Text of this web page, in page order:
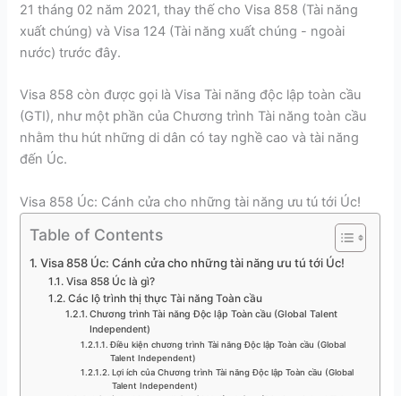
21 tháng 02 năm 2021, thay thế cho Visa 858 (Tài năng
xuất chúng) và Visa 124 (Tài năng xuất chúng - ngoài
nước) trước đây.
Visa 858 còn được gọi là Visa Tài năng độc lập toàn cầu
(GTI), như một phần của Chương trình Tài năng toàn cầu
nhằm thu hút những di dân có tay nghề cao và tài năng
đến Úc.
Visa 858 Úc: Cánh cửa cho những tài năng ưu tú tới Úc!
Table of Contents
Visa 858 Úc: Cánh cửa cho những tài năng ưu tú tới Úc!
Visa 858 Úc là gì?
Các lộ trình thị thực Tài năng Toàn cầu
Chương trình Tài năng Độc lập Toàn cầu (Global Talent
Independent)
Điều kiện chương trình Tài năng Độc lập Toàn cầu (Global
Talent Independent)
Lợi ích của Chương trình Tài năng Độc lập Toàn cầu (Global
Talent Independent)